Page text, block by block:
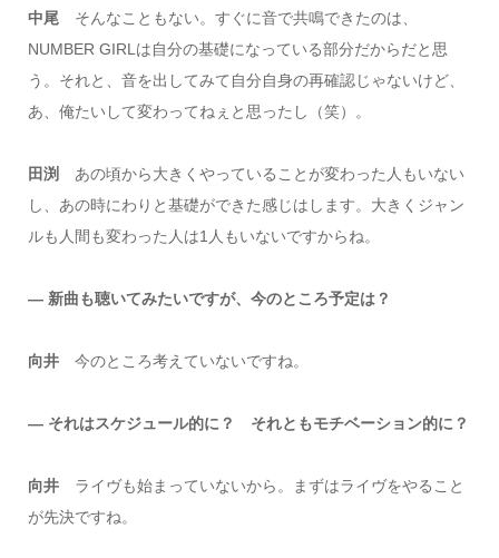
中尾 そんなこともない。すぐに音で共鳴できたのは、
NUMBER GIRLは自分の基礎になっている部分だからだと思
う。それと、音を出してみて自分自身の再確認じゃないけど、
あ、俺たいして変わってねぇと思ったし（笑）。
田渕 あの頃から大きくやっていることが変わった人もいない
し、あの時にわりと基礎ができた感じはします。大きくジャン
ルも人間も変わった人は1人もいないですからね。
― 新曲も聴いてみたいですが、今のところ予定は？
向井 今のところ考えていないですね。
― それはスケジュール的に？ それともモチベーション的に？
向井 ライヴも始まっていないから。まずはライヴをやること
が先決ですね。